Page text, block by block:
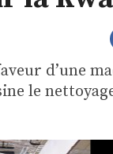
d’une
le